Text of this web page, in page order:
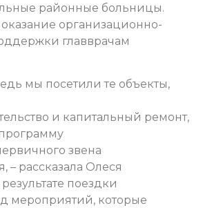
районные больницы.
организационно-
главврачам
мы посетили те объекты,
и капитальный ремонт,
звена
– рассказала Олеся
поездки
мероприятий, которые